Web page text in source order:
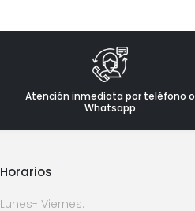
Atención inmediata por teléfono o
Whatsapp
Horarios
Lunes- Viernes: